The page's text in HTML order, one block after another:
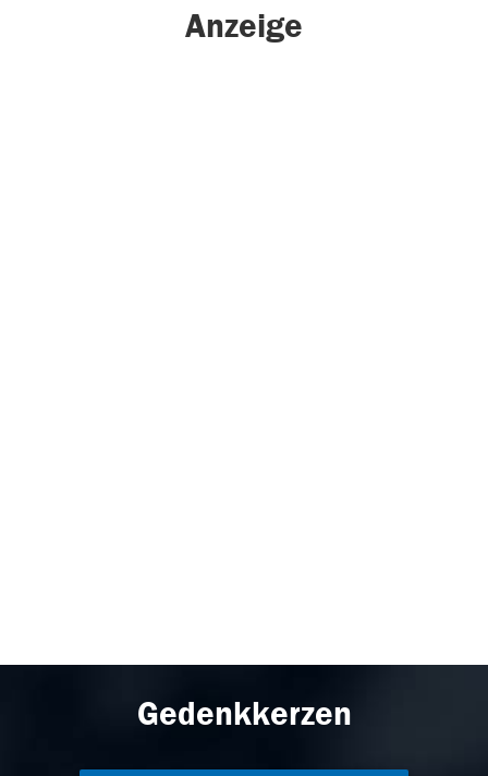
Anzeige
Gedenkkerzen